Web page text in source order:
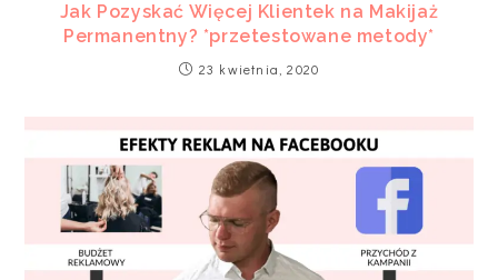
Jak Pozyskać Więcej Klientek na Makijaż
Permanentny? *przetestowane metody*
23 kwietnia, 2020